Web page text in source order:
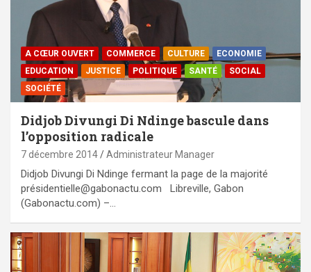
A CŒUR OUVERT COMMERCE CULTURE
ECONOMIE
EDUCATION
JUSTICE POLITIQUE SANTÉ
SOCIAL
SOCIÉTÉ
Didjob Divungi Di Ndinge bascule dans
l’opposition radicale
7 décembre 2014 Administrateur Manager
Didjob Divungi Di Ndinge fermant la page de la majorité
présidentielle@gabonactu.com Libreville, Gabon
(Gabonactu.com) –…